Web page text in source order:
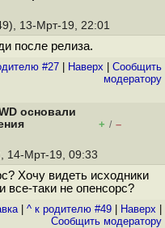
13-Мрт-19, 22:01
после релиза.
#27 Наверх
Cообщить
модератору
основали
+ / –
14-Мрт-19, 09:33
Хочу видеть исходники
все-таки не опенсорс?
| ^ к родителю #49 Наверх
Cообщить модератору